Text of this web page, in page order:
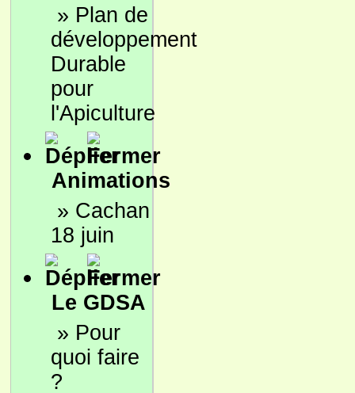
» Plan de
développement
Durable
pour
l'Apiculture
Animations
» Cachan
18 juin
Le GDSA
» Pour
quoi faire
?